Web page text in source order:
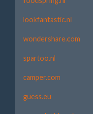
lookfantastic.nl
wondershare.com
spartoo.nl
camper.com
guess.eu